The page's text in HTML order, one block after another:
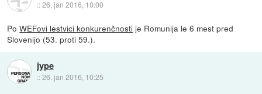
::26. jan 2016, 10:00
PoWEFovi lestvici konkurenčnosti je Romunija le 6 mest pred
Slovenijo (53. proti 59.).
jype
::26. jan 2016, 10:25